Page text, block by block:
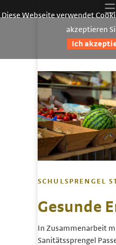
SCHULSPRENGEL
Gesunde
In Zusammenarbeit
Sanitätssprengel
Diese Webseite verwendet
akzeptieren
Ich